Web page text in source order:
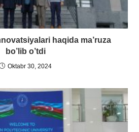
haqida ma’ruza
bo’lib o’tdi
Oktabr 30, 2024